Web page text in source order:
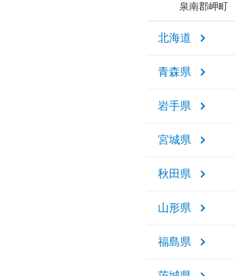
泉南郡岬町
北海道
青森県
岩手県
宮城県
秋田県
山形県
福島県